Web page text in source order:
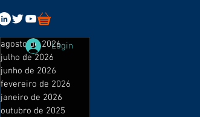
Login
agosto de 2026
julho de 2026
junho de 2026
fevereiro de 2026
janeiro de 2026
outubro de 2025